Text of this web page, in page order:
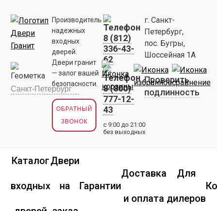
Производитель
надежных
входных
дверей.
Двери гранит
— залог вашей
безопасности.
ОБРАТНЫЙ
ЗВОНОК
8 (812)
336-43-
62
8 (800)
777-12-
43
с 9:00 до 21:00
без выходных
г. Санкт-
Петербург,
пос. Бугры,
Шоссейная 1А
Проверить
подлинность
Каталог
входных
Двери
на Гарантии
Доставка
и оплата
Для
дилеров